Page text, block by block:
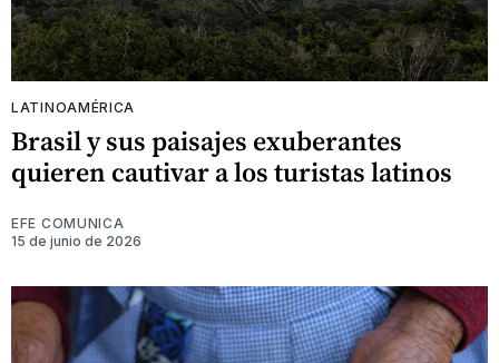
LATINOAMÉRICA
Brasil y sus paisajes exuberantes
quieren cautivar a los turistas latinos
EFE COMUNICA
15 de junio de 2026